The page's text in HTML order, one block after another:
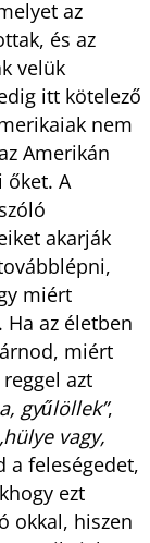
az
és az
velük
itt kötelező
nem
Amerikán
őket. A
akarják
miért
az életben
miért
azt
gyűlöllek”,
vagy,
a feleségedet,
ezt
okkal, hiszen